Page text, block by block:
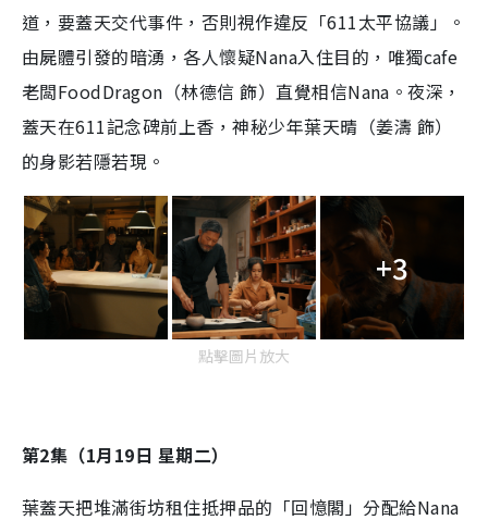
道，要蓋天交代事件，否則視作違反「611太平協議」。
由屍體引發的暗湧，各人懷疑Nana入住目的，唯獨cafe
老闆FoodDragon（林德信 飾）直覺相信Nana。夜深，
蓋天在611記念碑前上香，神秘少年葉天晴（姜濤 飾）
的身影若隱若現。
+3
點擊圖片放大
第2集（1月19日 星期二）
葉蓋天把堆滿街坊租住抵押品的「回憶閣」分配給Nana